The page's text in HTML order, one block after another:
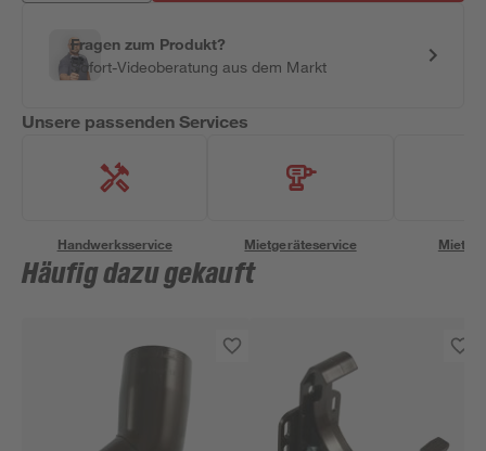
Fragen zum Produkt?
Sofort-Videoberatung aus dem Markt
Unsere passenden Services
Handwerksservice Mietgeräteservice
Häufig dazu gekauft